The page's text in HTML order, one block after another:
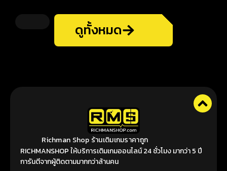
ดูทั้งหมด
Richman Shop ร้านเติมเกมราคาถูก
RICHMANSHOP ให้บริการเติมเกมออนไลน์ 24 ชั่วโมง มากว่า 5 ปี
การันตีจากผู้ติดตามมากกว่าล้านคน